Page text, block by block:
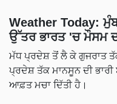
Weather Today:
ਉੱਤਰ ਭਾਰਤ 'ਚ ਮੌਸਮ
ਮੱਧ ਪ੍ਰਦੇਸ਼ ਤੋਂ ਲੈ ਕੇ ਗੁਜਰਾਤ
ਪ੍ਰਦੇਸ਼ ਤੱਕ ਮਾਨਸੂਨ ਦੀ
ਆਫ਼ਤ ਮਚਾ ਦਿੱਤੀ ਹੈ।